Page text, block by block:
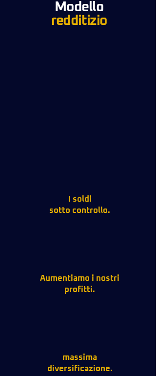
Modello
redditizio
I soldi
sotto controllo.
Aumentiamo i nostri
profitti.
massima
diversificazione.